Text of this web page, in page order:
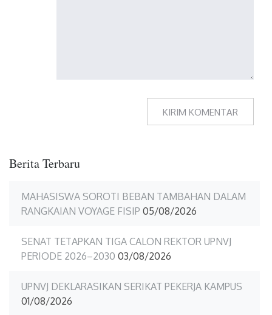
Berita Terbaru
MAHASISWA SOROTI BEBAN TAMBAHAN DALAM
RANGKAIAN VOYAGE FISIP 05/08/2026
SENAT TETAPKAN TIGA CALON REKTOR UPNVJ
PERIODE 2026–2030 03/08/2026
UPNVJ DEKLARASIKAN SERIKAT PEKERJA KAMPUS
01/08/2026